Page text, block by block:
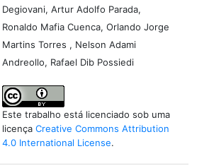
Degiovani, Artur Adolfo Parada,
Ronaldo Mafia Cuenca, Orlando Jorge
Martins Torres , Nelson Adami
Andreollo, Rafael Dib Possiedi
Este trabalho está licenciado sob uma
licençaCreative Commons Attribution
4.0 International License.